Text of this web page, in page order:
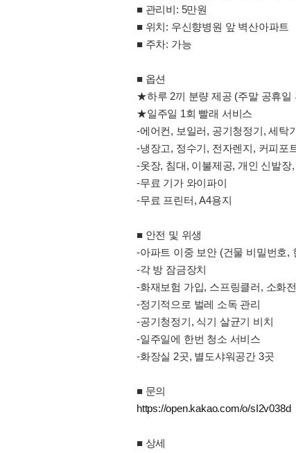
■ 관리비: 5만원
■ 위치: 우신향병원 앞 벽산아파트
■ 주차: 가능
■ 옵션
★하루 2끼 분량 제공 (주말 공휴일
★일주일 1회 빨래 서비스
-에어컨, 보일러, 공기청정기, 세탁
-냉장고, 정수기, 전자렌지, 커피포
-옷장, 침대, 이불제공, 개인 신발장
-무료 기가 와이파이
-무료 프린터, A4용지
■ 안전 및 위생
-아파트 이중 보안 (건물 비밀번호,
-각 방 잠금장치
-화재보험 가입, 스프링클러, 소화
-정기적으로 벌레 소독 관리
-공기청정기, 식기 살균기 비치
-일주일에 한번 청소 서비스
-화장실 2곳, 별도샤워공간 3곳
■ 문의
https://open.kakao.com/o/sI2v038d
■ 상세